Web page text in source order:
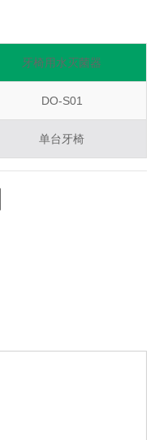
牙椅用水灭菌器
DO-S01
单台牙椅